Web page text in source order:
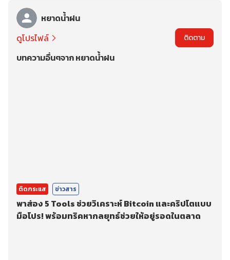
หยาดน้ำฝน
ดูโปรไฟล์
ติดตาม
บทความอื่นๆจาก หยาดน้ำฝน
ติดกระแส ข่าวสาร
พาส่อง 5 Tools ช่วยวิเคราะห์ Bitcoin และคริปโตแบบ
มือโปร! พร้อมทริคหากลยุทธ์ช่วยให้อยู่รอดในตลาด